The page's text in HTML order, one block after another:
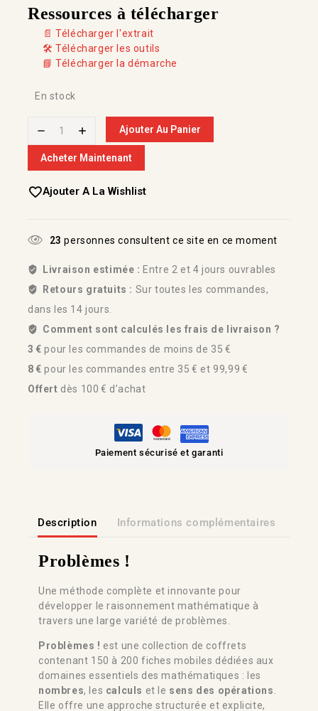
Ressources à télécharger
📄 Télécharger l'extrait
🛠️ Télécharger les outils
📘 Télécharger la démarche
En stock
Ajouter Au Panier
Acheter Maintenant
Ajouter A La Wishlist
23 personnes consultent ce site en ce moment
Livraison estimée : Entre 2 et 4 jours ouvrables
Retours gratuits : Sur toutes les commandes,
dans les 14 jours.
Comment sont calculés les frais de livraison ?
3 € pour les commandes de moins de 35 €
8 € pour les commandes entre 35 € et 99,99 €
Offert dès 100 € d’achat
Paiement sécurisé et garanti
Description Informations complémentaires
Problèmes !
Une méthode complète et innovante pour
développer le raisonnement mathématique à
travers une large variété de problèmes.
Problèmes ! est une collection de coffrets
contenant 150 à 200 fiches mobiles dédiées aux
domaines essentiels des mathématiques : les
nombres, les calculs et le sens des opérations.
Elle offre une approche structurée et explicite,